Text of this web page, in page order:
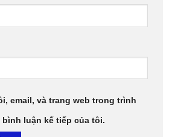
email, và trang web trong trình
luận kế tiếp của tôi.